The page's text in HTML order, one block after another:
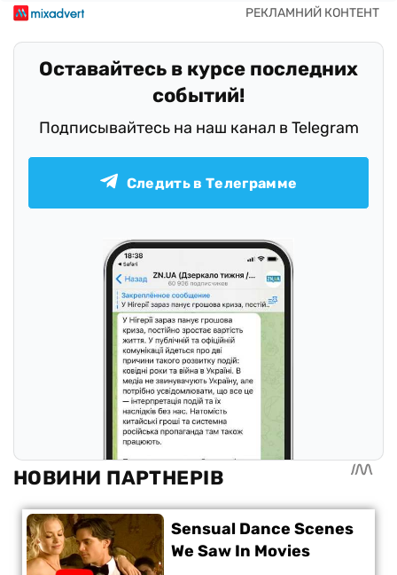
Оставайтесь в курсе последних
событий!
Подписывайтесь на наш канал в Telegram
Следить в Телеграмме